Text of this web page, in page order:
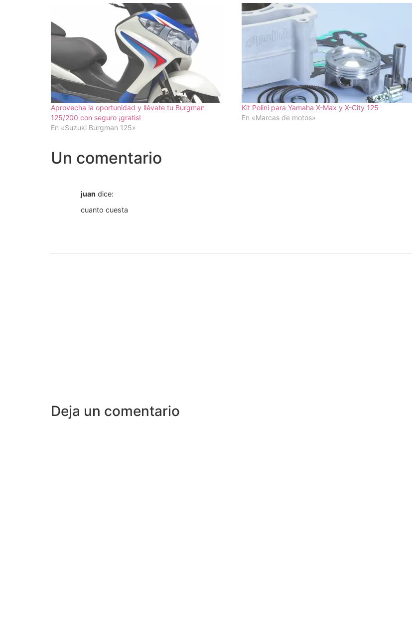
Aprovecha la oportunidad y llévate tu Burgman
125/200 con seguro ¡gratis!
En «Suzuki Burgman 125»
Kit Polini para Yamaha X-Max y X-City 125
En «Marcas de motos»
Un comentario
juan dice:
cuanto cuesta
Deja un comentario